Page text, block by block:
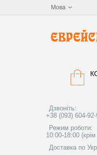
Мова
Дзвоніть:
+38 (093) 604-
Режим роботи:
10:00-18:00
Доставка по